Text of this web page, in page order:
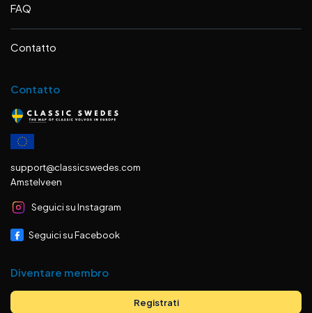
FAQ
Contatto
Contatto
support@classicswedes.com
Amstelveen
Seguici su Instagram
Seguici su Facebook
Diventare membro
Registrati